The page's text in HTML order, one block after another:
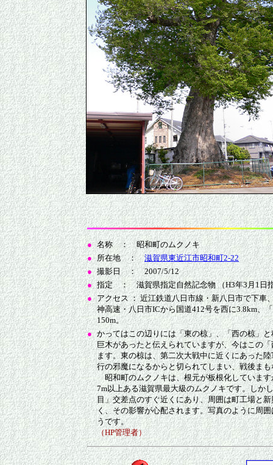
● 名称 ： 昭和町のムクノキ
● 所在地 ：滋賀県東近江市昭和町2-22
● 撮影日 ： 2007/5/12
● 指定 ： 滋賀県指定自然記念物 （H3年3月1日
● アクセス ： 近江鉄道八日市線・新八日市で下
神高速・八日市ICから国道412号を西に3.8km、
150m。
● かってはこの辺りには「東の椋」、「西の椋」
巨木があったと伝えられていますが、今はこの
ます。東の椋は、第二次大戦中に近くにあった
行の邪魔になるからと切られてしまい、戦後ま
昭和町のムクノキは、根元が板根化しています
7m以上ある滋賀県最大級のムクノキです。しか
目」交差点のすぐ近くにあり、周囲は町工場と
く、その影響が心配されます。写真のように周
うです。
（HP管理者）